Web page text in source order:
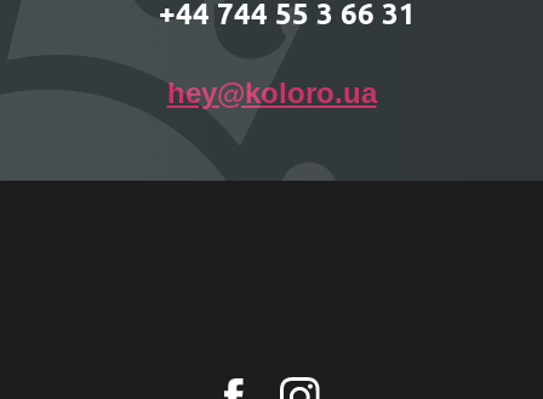
+44 744 55 3 66 31
hey@koloro.ua